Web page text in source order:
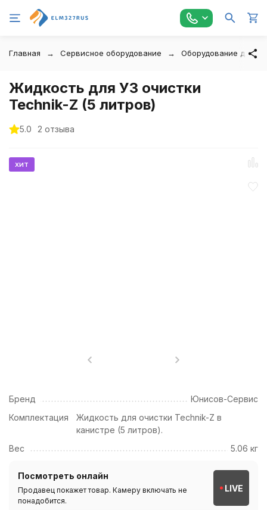
Главная Сервисное оборудование Оборудование для
Жидкость для УЗ очистки
Technik-Z (5 литров)
5.0 2 отзыва
хит
Бренд
Юнисов-Сервис
Комплектация
Жидкость для очистки Technik-Z в
канистре (5 литров).
Вес
5.06 кг
Посмотреть онлайн
Продавец покажет товар. Камеру включать не
понадобится.
LIVE